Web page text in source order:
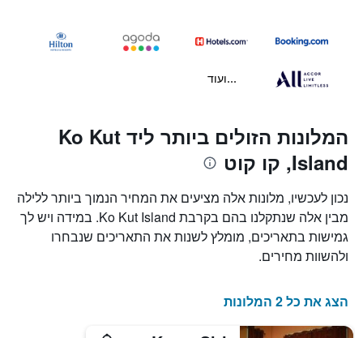
...ועוד
המלונות הזולים ביותר ליד Ko Kut
Island, קו קוט
נכון לעכשיו, מלונות אלה מציעים את המחיר הנמוך ביותר ללילה
מבין אלה שנתקלנו בהם בקרבת Ko Kut Island. במידה ויש לך
גמישות בתאריכים, מומלץ לשנות את התאריכים שנבחרו
ולהשוות מחירים.
הצג את כל 2 המלונות